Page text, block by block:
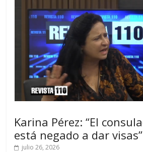
Karina Pérez: “El
está negado a dar visas”
julio 26, 2026